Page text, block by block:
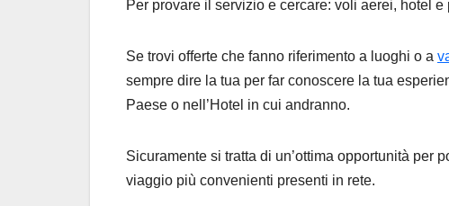
Per provare il servizio e cercare: voli aerei, hotel
Se trovi offerte che fanno riferimento a luoghi o a
sempre dire la tua per far conoscere la tua
Paese o nell’Hotel in cui andranno.
Sicuramente si tratta di un’ottima opportunità per
viaggio più convenienti presenti in rete.